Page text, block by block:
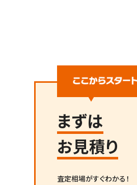
まずは
お見積り
査定相場がすぐわかる！